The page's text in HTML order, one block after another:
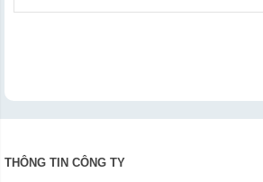
THÔNG TIN CÔNG TY